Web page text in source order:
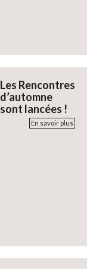
Les Rencontres
d’automne
sont lancées !
En savoir plus